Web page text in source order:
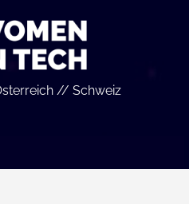
// Schweiz